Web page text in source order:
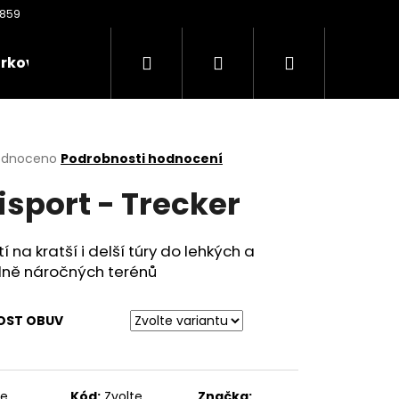
poukazy Oděvy Kontakty
Hledat PřihlášeníNákupní
Podrobnosti hodnocení
- Trecker
na kratší i delší túry do lehkých a
náročných terénů
OBUV